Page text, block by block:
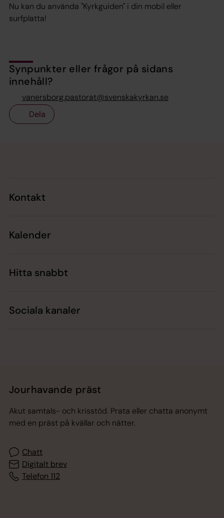
Nu kan du använda "Kyrkguiden" i din mobil eller
surfplatta!
Synpunkter eller frågor på sidans
innehåll?
vanersborg.pastorat@svenskakyrkan.se
Dela
Kontakt
Kalender
Hitta snabbt
Sociala kanaler
Jourhavande präst
Akut samtals- och krisstöd. Prata eller chatta anonymt
med en präst på kvällar och nätter.
Chatt
Digitalt brev
Telefon 112